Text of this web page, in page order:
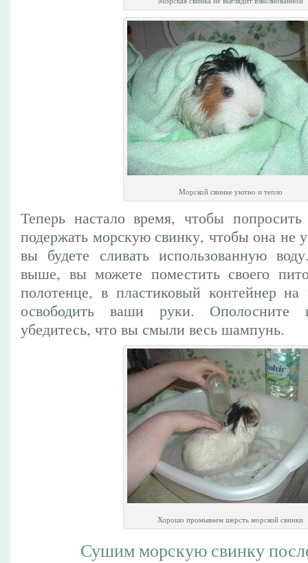
Морской свинке уютно и тепло
Теперь настало время, чтобы
подержать морскую свинку, чтобы она не
вы будете сливать использованную
выше, вы можете поместить своего
полотенце, в пластиковый контейнер
освободить ваши руки. Ополосните
убедитесь, что вы смыли весь шампунь.
Хорошо промываем шерсть морской свинки
Сушим морскую свинку